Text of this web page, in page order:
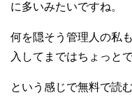
に多いみたいですね。
何を隠そう管理人の私
入してまではちょっと
という感じで無料で読